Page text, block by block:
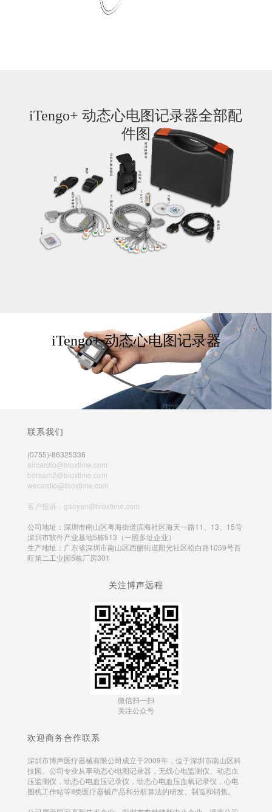
iTengo+ 动态心电图记录器全部配
件图
iTengo+ 动态心电图记录器
联系我们
(0755)-86325336
aircardio@bioxtime.com
borsam2@bioxtime.com
wecardio@bioxtime.com
客户投诉：gaoyan@bioxtime.com
公司地址：深圳市南山区粤海街道滨海社区海天一路11、13、15号
深圳市软件产业基地5栋513（一照多址企业）
生产地址：广东省深圳市南山区西丽街道阳光社区松白路1059号百
旺第二工业园5栋厂房301
关注博声远程
微信扫一扫
关注公众号
欢迎商务合作联系
深圳市博声医疗器械有限公司成立于2009年，位于深圳市南山区科
技园。公司专业从事动态心电图记录器，无线心电监测仪、动态血
压监测仪，动态心电血压记录仪，动态心电血压血氧记录仪，心电
图机工作站等II类医疗器械产品和分析算法的研发、制造和销售。